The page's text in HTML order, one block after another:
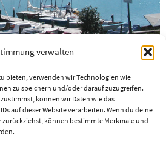
verwalten
bieten, verwenden wir Technologien wie
zu speichern und/oder darauf zuzugreifen.
können wir Daten wie das
auf dieser Website verarbeiten. Wenn du deine
können bestimmte Merkmale und
finden hier ihr Paradies.